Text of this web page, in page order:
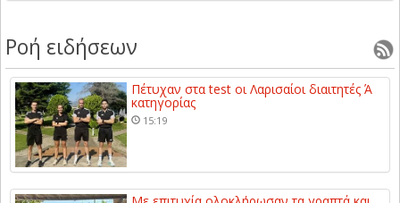
Ροή ειδήσεων
Πέτυχαν στα test οι Λαρισαίοι διαιτητές Ά
κατηγορίας
15:19